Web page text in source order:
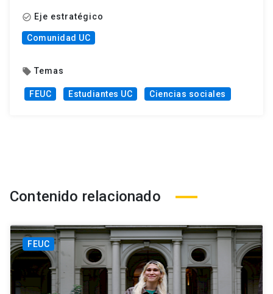
check_circle_outline Eje estratégico
Comunidad UC
local_offer Temas
FEUC Estudiantes UC Ciencias sociales
Contenido relacionado
FEUC